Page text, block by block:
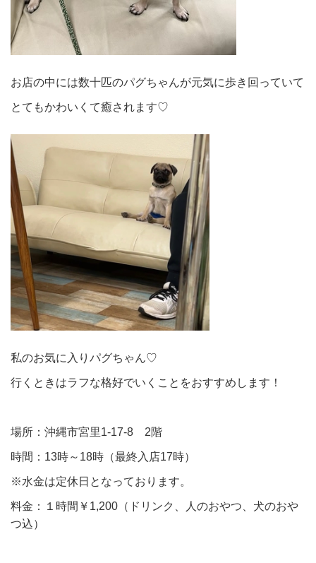
お店の中には数十匹のパグちゃんが元気に歩き回っていて
とてもかわいくて癒されます♡
私のお気に入りパグちゃん♡
行くときはラフな格好でいくことをおすすめします！
場所：沖縄市宮里1-17-8 2階
時間：13時～18時（最終入店17時）
※水金は定休日となっております。
料金：１時間￥1,200（ドリンク、人のおやつ、犬のおや
つ込）